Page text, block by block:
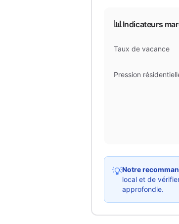
📊Indicateurs
Taux de vacance
Pression
💡Notre
local et de
approfondie.